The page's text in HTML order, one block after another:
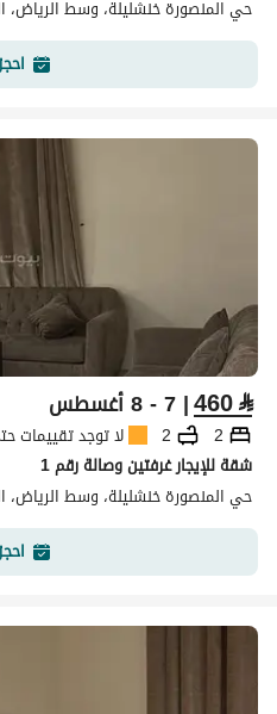
حي المنصورة خنشليلة، وسط الرياض،
⃁
460| 7 - 8 أغسطس
2
2
لا توجد تقييمات
شقة للإيجار غرفتين وصالة رقم 1
حي المنصورة خنشليلة، وسط الرياض،